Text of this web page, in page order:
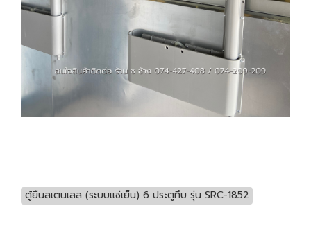
ตู้ยืนสเตนเลส (ระบบแช่เย็น) 6 ประตูทึบ รุ่น SRC-1852